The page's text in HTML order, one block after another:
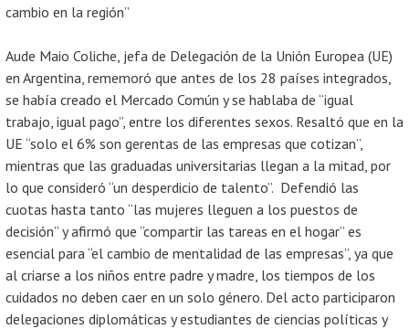
cambio en la región”
Aude Maio Coliche, jefa de Delegación de la Unión Europea (UE)
en Argentina, rememoró que antes de los 28 países integrados,
se había creado el Mercado Común y se hablaba de “igual
trabajo, igual pago”, entre los diferentes sexos. Resaltó que en la
UE “solo el 6% son gerentas de las empresas que cotizan”,
mientras que las graduadas universitarias llegan a la mitad, por
lo que consideró “un desperdicio de talento”. Defendió las
cuotas hasta tanto “las mujeres lleguen a los puestos de
decisión” y afirmó que “compartir las tareas en el hogar” es
esencial para “el cambio de mentalidad de las empresas”, ya que
al criarse a los niños entre padre y madre, los tiempos de los
cuidados no deben caer en un solo género. Del acto participaron
delegaciones diplomáticas y estudiantes de ciencias políticas y